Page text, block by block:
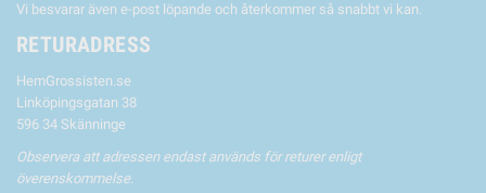
Vi besvarar även e-post löpande och återkommer så snabbt vi kan.
RETURADRESS
HemGrossisten.se
Linköpingsgatan 38
596 34 Skänninge
Observera att adressen endast används för returer enligt
överenskommelse.